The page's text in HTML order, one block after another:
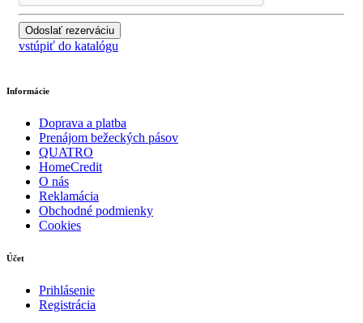
vstúpiť do katalógu
Informácie
Doprava a platba
Prenájom bežeckých pásov
QUATRO
HomeCredit
O nás
Reklamácia
Obchodné podmienky
Cookies
Účet
Prihlásenie
Registrácia